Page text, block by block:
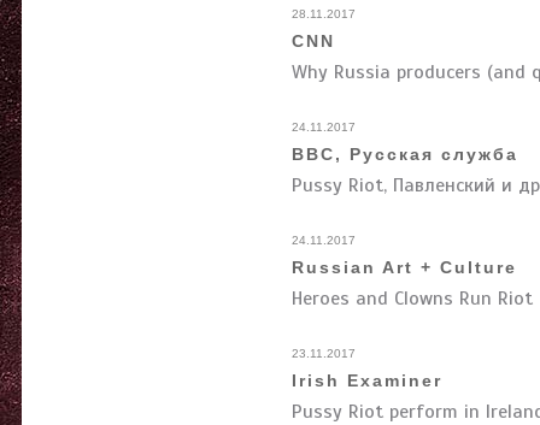
28.11.2017
CNN
Why Russia producers (and
24.11.2017
BBC, Русская служба
Pussy Riot, Павленский и
24.11.2017
Russian Art + Culture
Heroes and Clowns Run
23.11.2017
Irish Examiner
Pussy Riot perform in